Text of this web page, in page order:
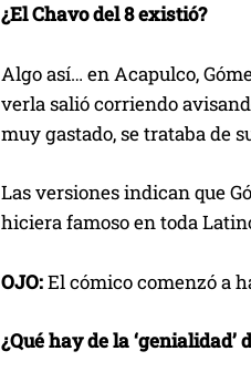
¿El Chavo del 8 existió?
Algo así… en Acapulco,
verla salió corriendo
muy gastado, se trataba de
Las versiones indican que
hiciera famoso en toda
OJO:El cómico comenzó a
¿Qué hay de la ‘genialidad’